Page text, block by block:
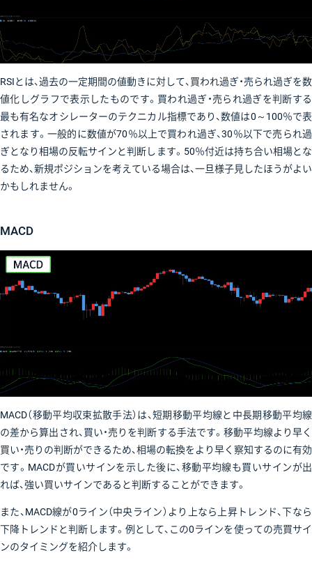
RSIとは、過去の一定期間の値動きに対して、買われ過ぎ・売られ過ぎを数
値化しグラフで表示したものです。買われ過ぎ・売られ過ぎを判断する
最も有名なオシレーターのテクニカル指標であり、数値は0～100％で表
されます。一般的に数値が70％以上で買われ過ぎ、30％以下で売られ過
ぎとなり相場の反転サインと判断します。50％付近は持ち合い相場とな
るため、新規ポジションを考えている場合は、一旦様子見したほうがよい
かもしれません。
MACD
MACD（移動平均収束拡散手法）は、短期移動平均線と中長期移動平均線
の差から算出され、買い・売りを判断する手法です。移動平均線より早く
買い・売りの判断ができるため、相場の転換をより早く察知するのに有効
です。MACDが買いサインを示した後に、移動平均線も買いサインが出
れば、強い買いサインであると判断することができます。
また、MACD線が0ライン（中央ライン）より上なら上昇トレンド、下なら
下降トレンドと判断します。例として、この0ラインを使っての売買サイ
ンのタイミングを紹介します。